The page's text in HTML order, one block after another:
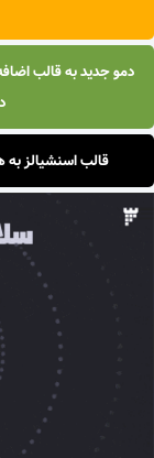
دمو جدید به قالب
قالب اسنشیالز